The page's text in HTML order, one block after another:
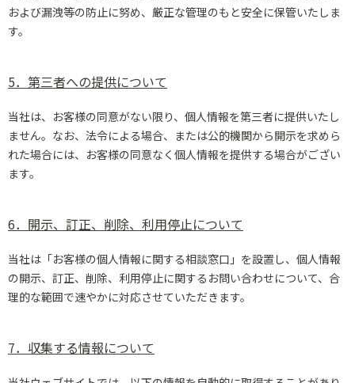
および漏洩等の防止に努め、厳正な管理のもと安全に保管いたしま
す。
5．第三者への提供について
当社は、お客様の同意がない限り、個人情報を第三者に提供いたし
ません。なお、法令による場合、または公的機関から開示を求めら
れた場合には、お客様の同意なく個人情報を提供する場合がござい
ます。
6．開示、訂正、削除、利用停止について
当社は「お客様の個人情報に関する相談窓口」を設置し、個人情報
の開示、訂正、削除、利用停止に関するお問い合わせについて、合
理的な範囲で速やかに対応させていただきます。
7．収集する情報について